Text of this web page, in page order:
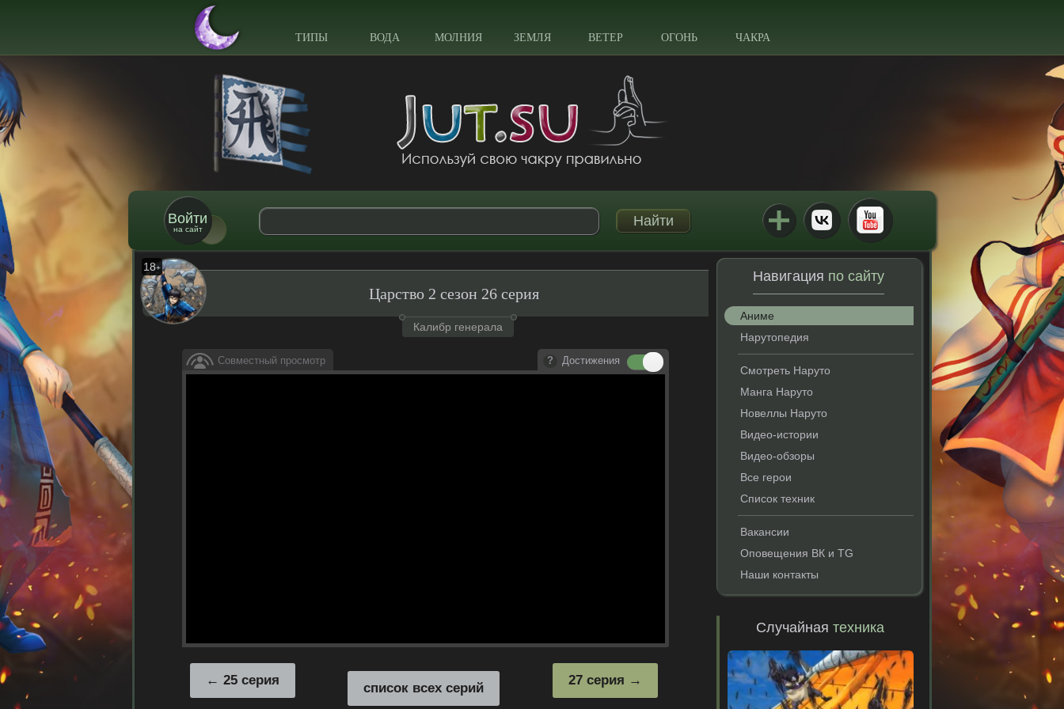
ТИПЫ ВОДА МОЛНИЯ ЗЕМЛЯ ВЕТЕР ОГОНЬ ЧАКРА
Войти
на сайт
18+
Царство 2 сезон 26 серия
Калибр генерала
Совместный просмотр Достижения
27 серия
25 серия
список всех серий
Навигация по сайту
Аниме
Нарутопедия
Смотреть Наруто
Манга Наруто
Новеллы Наруто
Видео-истории
Видео-обзоры
Все герои
Список техник
Вакансии
Оповещения ВК и TG
Наши контакты
Случайнаятехника